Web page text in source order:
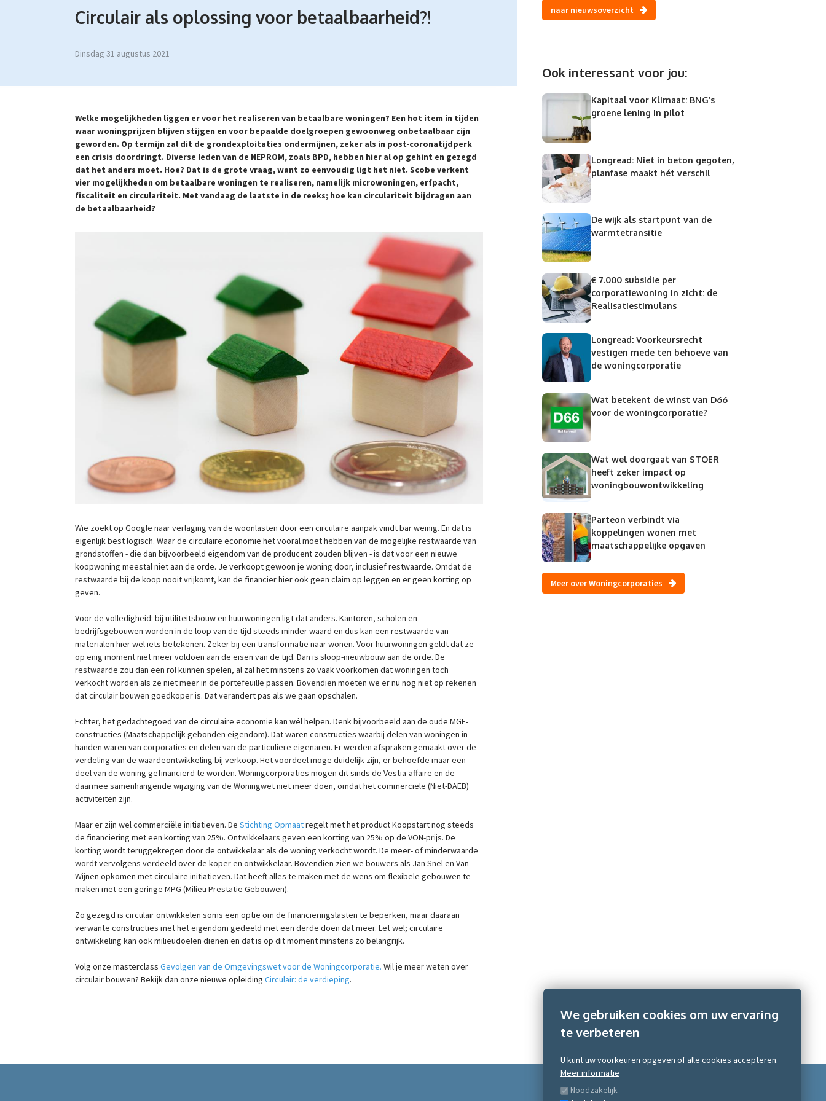
Circulair als oplossing voor betaalbaarheid?!
dinsdag 31 augustus 2021
Welke mogelijkheden liggen er voor het realiseren van betaalbare woningen? Een hot item in tijden
waar woningprijzen blijven stijgen en voor bepaalde doelgroepen gewoonweg onbetaalbaar zijn
geworden. Op termijn zal dit de grondexploitaties ondermijnen, zeker als in post-coronatijdperk
een crisis doordringt. Diverse leden van de NEPROM, zoals BPD, hebben hier al op gehint en gezegd
dat het anders moet. Hoe? Dat is de grote vraag, want zo eenvoudig ligt het niet. Scobe verkent
vier mogelijkheden om betaalbare woningen te realiseren, namelijk microwoningen, erfpacht,
fiscaliteit en circulariteit. Met vandaag de laatste in de reeks; hoe kan circulariteit bijdragen aan
de betaalbaarheid?
Wie zoekt op Google naar verlaging van de woonlasten door een circulaire aanpak vindt bar weinig. En dat is
eigenlijk best logisch. Waar de circulaire economie het vooral moet hebben van de mogelijke restwaarde van
grondstoffen - die dan bijvoorbeeld eigendom van de producent zouden blijven - is dat voor een nieuwe
koopwoning meestal niet aan de orde. Je verkoopt gewoon je woning door, inclusief restwaarde. Omdat de
restwaarde bij de koop nooit vrijkomt, kan de financier hier ook geen claim op leggen en er geen korting op
geven.
Voor de volledigheid: bij utiliteitsbouw en huurwoningen ligt dat anders. Kantoren, scholen en
bedrijfsgebouwen worden in de loop van de tijd steeds minder waard en dus kan een restwaarde van
materialen hier wel iets betekenen. Zeker bij een transformatie naar wonen. Voor huurwoningen geldt dat ze
op enig moment niet meer voldoen aan de eisen van de tijd. Dan is sloop-nieuwbouw aan de orde. De
restwaarde zou dan een rol kunnen spelen, al zal het minstens zo vaak voorkomen dat woningen toch
verkocht worden als ze niet meer in de portefeuille passen. Bovendien moeten we er nu nog niet op rekenen
dat circulair bouwen goedkoper is. Dat verandert pas als we gaan opschalen.
Echter, het gedachtegoed van de circulaire economie kan wél helpen. Denk bijvoorbeeld aan de oude MGE-
constructies (Maatschappelijk gebonden eigendom). Dat waren constructies waarbij delen van woningen in
handen waren van corporaties en delen van de particuliere eigenaren. Er werden afspraken gemaakt over de
verdeling van de waardeontwikkeling bij verkoop. Het voordeel moge duidelijk zijn, er behoefde maar een
deel van de woning gefinancierd te worden. Woningcorporaties mogen dit sinds de Vestia-affaire en de
daarmee samenhangende wijziging van de Woningwet niet meer doen, omdat het commerciële (Niet-DAEB)
activiteiten zijn.
Maar er zijn wel commerciële initiatieven. De Stichting Opmaatregelt met het product Koopstart nog steeds
de financiering met een korting van 25%. Ontwikkelaars geven een korting van 25% op de VON-prijs. De
korting wordt teruggekregen door de ontwikkelaar als de woning verkocht wordt. De meer- of minderwaarde
wordt vervolgens verdeeld over de koper en ontwikkelaar. Bovendien zien we bouwers als Jan Snel en Van
Wijnen opkomen met circulaire initiatieven. Dat heeft alles te maken met de wens om flexibele gebouwen te
maken met een geringe MPG (Milieu Prestatie Gebouwen).
Zo gezegd is circulair ontwikkelen soms een optie om de financieringslasten te beperken, maar daaraan
verwante constructies met het eigendom gedeeld met een derde doen dat meer. Let wel; circulaire
ontwikkeling kan ook milieudoelen dienen en dat is op dit moment minstens zo belangrijk.
Volg onze masterclass Gevolgen van de Omgevingswet voor de Woningcorporatie. Wil je meer weten over
circulair bouwen? Bekijk dan onze nieuwe opleiding Circulair: de verdieping.
naar nieuwsoverzicht
Ook interessant voor jou:
Kapitaal voor Klimaat: BNG’s
groene lening in pilot
Longread: Niet in beton gegoten,
planfase maakt hét verschil
De wijk als startpunt van de
warmtetransitie
€ 7.000 subsidie per
corporatiewoning in zicht: de
Realisatiestimulans
Longread: Voorkeursrecht
vestigen mede ten behoeve van
de woningcorporatie
Wat betekent de winst van D66
voor de woningcorporatie?
Wat wel doorgaat van STOER
heeft zeker impact op
woningbouwontwikkeling
Parteon verbindt via
koppelingen wonen met
maatschappelijke opgaven
Meer over Woningcorporaties
We gebruiken cookies om uw ervaring
te verbeteren
U kunt uw voorkeuren opgeven of alle cookies accepteren.
Meer informatie
Noodzakelijk